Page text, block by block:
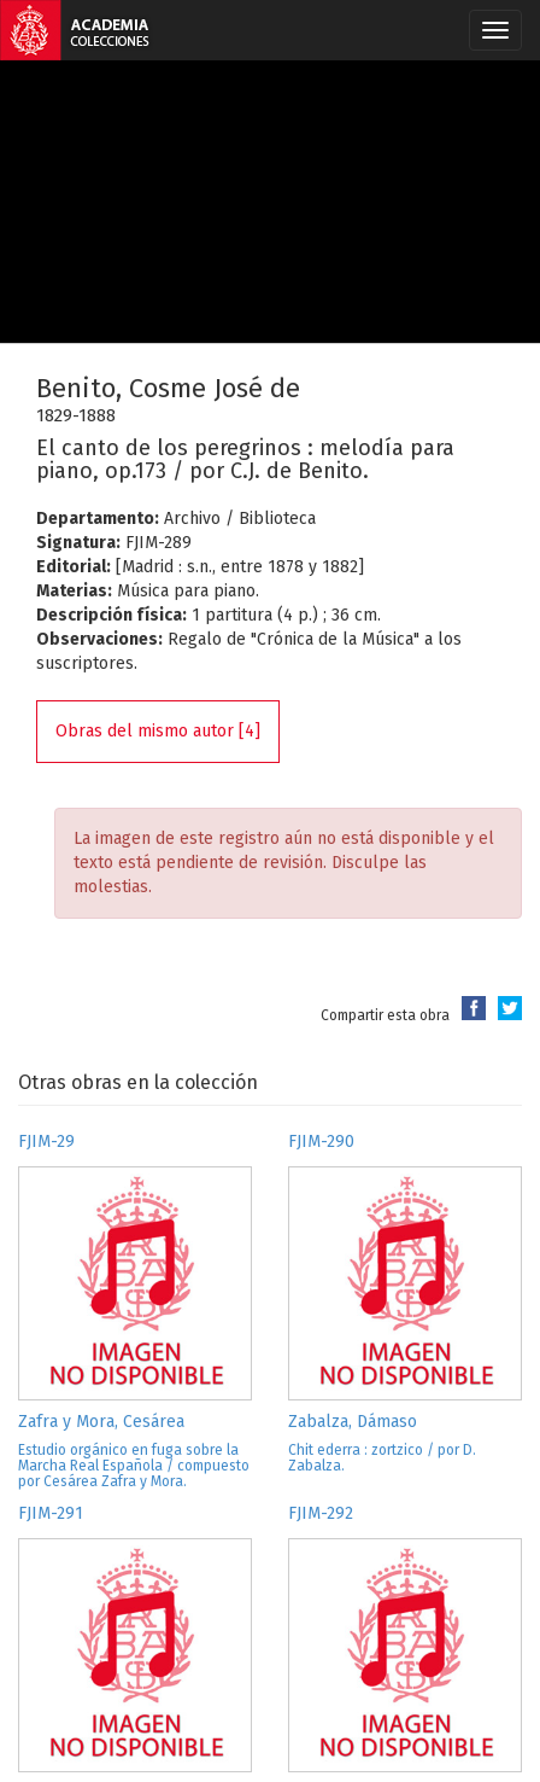
Benito, Cosme José de
1829-1888
El canto de los peregrinos : melodía para
piano, op.173 / por C.J. de Benito.
Departamento: Archivo / Biblioteca
Signatura: FJIM-289
Editorial: [Madrid : s.n., entre 1878 y 1882]
Materias: Música para piano.
Descripción física: 1 partitura (4 p.) ; 36 cm.
Observaciones: Regalo de "Crónica de la Música" a los
suscriptores.
Obras del mismo autor [4]
La imagen de este registro aún no está disponible y el
texto está pendiente de revisión. Disculpe las
molestias.
Compartir esta obra
Otras obras en la colección
FJIM-29
Zafra y Mora, Cesárea
Estudio orgánico en fuga sobre la
Marcha Real Española / compuesto
por Cesárea Zafra y Mora.
FJIM-290
Zabalza, Dámaso
Chit ederra : zortzico / por D.
Zabalza.
FJIM-291 FJIM-292